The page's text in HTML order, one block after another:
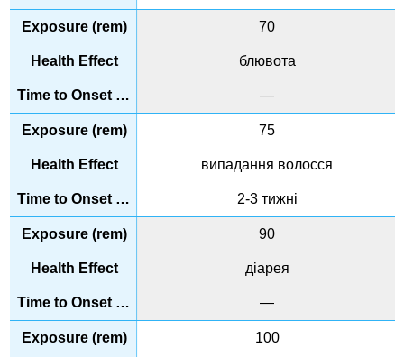
70
блювота
—
75
випадання волосся
2-3 тижні
90
діарея
—
100